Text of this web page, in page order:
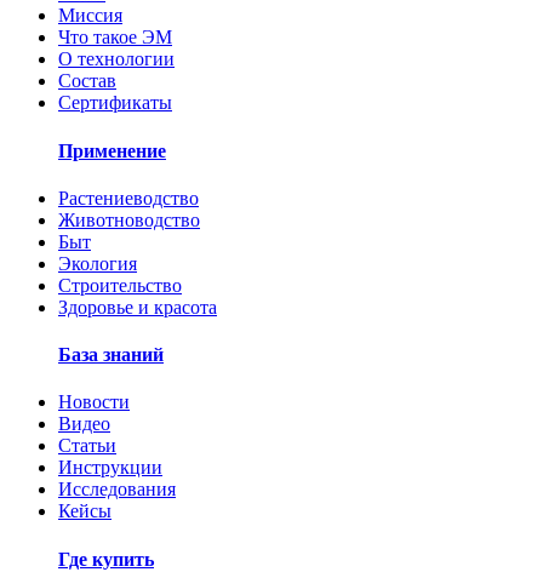
Миссия
Что такое ЭМ
О технологии
Состав
Сертификаты
Применение
Растениеводство
Животноводство
Быт
Экология
Строительство
Здоровье и красота
База знаний
Новости
Видео
Статьи
Инструкции
Исследования
Кейсы
Где купить